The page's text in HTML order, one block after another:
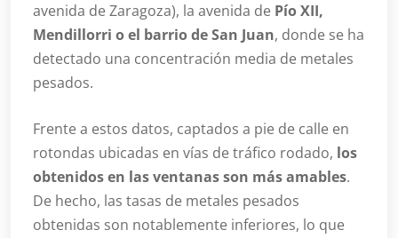
avenida de Zaragoza), la avenida de Pío XII,
Mendillorri o el barrio de San Juan, donde se ha
detectado una concentración media de metales
pesados.
Frente a estos datos, captados a pie de calle en
rotondas ubicadas en vías de tráfico rodado, los
obtenidos en las ventanas son más amables.
De hecho, las tasas de metales pesados
obtenidas son notablemente inferiores, lo que